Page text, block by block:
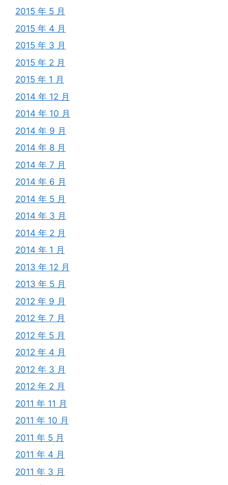
2015 年 5 月
2015 年 4 月
2015 年 3 月
2015 年 2 月
2015 年 1 月
2014 年 12 月
2014 年 10 月
2014 年 9 月
2014 年 8 月
2014 年 7 月
2014 年 6 月
2014 年 5 月
2014 年 3 月
2014 年 2 月
2014 年 1 月
2013 年 12 月
2013 年 5 月
2012 年 9 月
2012 年 7 月
2012 年 5 月
2012 年 4 月
2012 年 3 月
2012 年 2 月
2011 年 11 月
2011 年 10 月
2011 年 5 月
2011 年 4 月
2011 年 3 月